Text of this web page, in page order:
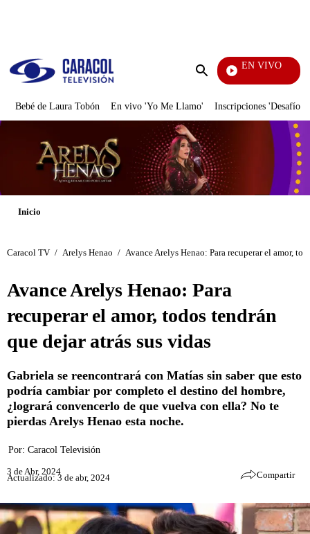
Enviar
EN VIVO
Pura
Bebé de Laura Tobón En vivo 'Yo Me Llamo' Inscripciones 'Desafío'
Inicio
Caracol TV / Arelys Henao / Avance Arelys Henao: Para recuperar el amor,
Avance Arelys Henao: Para
recuperar el amor, todos tendrán
que dejar atrás sus vidas
Gabriela se reencontrará con Matías sin saber que esto
podría cambiar por completo el destino del hombre,
¿logrará convencerlo de que vuelva con ella? No te
pierdas Arelys Henao esta noche.
Por: Caracol Televisión
3 de Abr, 2024
Actualizado: 3 de abr, 2024 Compartir